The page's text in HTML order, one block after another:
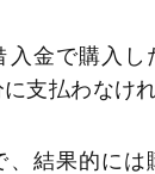
入金で購入し
支払わなけ
、結果的には